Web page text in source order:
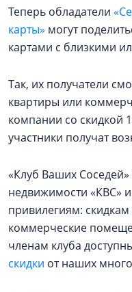
Теперь обладатели
карты» могут
картами с близкими
Так, их получатели
квартиры или
компании со скидкой
участники получат
«Клуб Ваших
недвижимости «КВС»
привилегиям:
коммерческие
членам клуба
скидки от наших